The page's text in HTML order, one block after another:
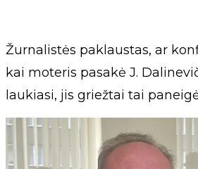
Žurnalistės paklaustas, ar
kai moteris pasakė J.
laukiasi, jis griežtai tai